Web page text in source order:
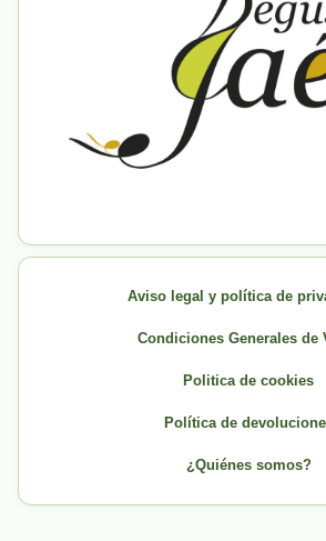
Aviso legal y política de
Condiciones Generales de
Politica de cookies
Política de
¿Quiénes somos?